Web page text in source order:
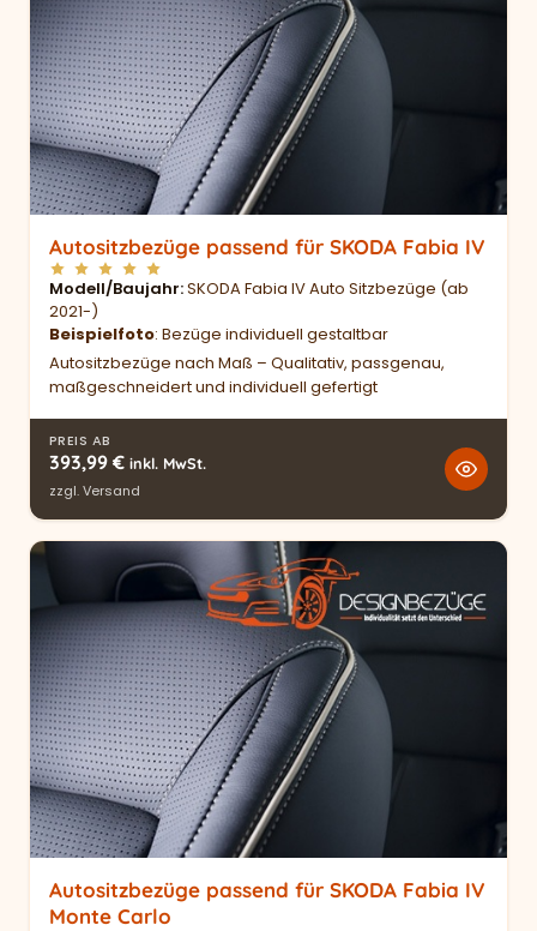
Autositzbezüge passend für SKODA Fabia IV
Modell/Baujahr SKODA Fabia IV Auto Sitzbezüge (ab
2021-)
Beispielfoto: Bezüge individuell gestaltbar
Autositzbezüge nach Maß – Qualitativ, passgenau,
maßgeschneidert und individuell gefertigt
PREIS AB
393,99 € inkl. MwSt.
zzgl.Versand
Autositzbezüge passend für SKODA Fabia IV
Monte Carlo